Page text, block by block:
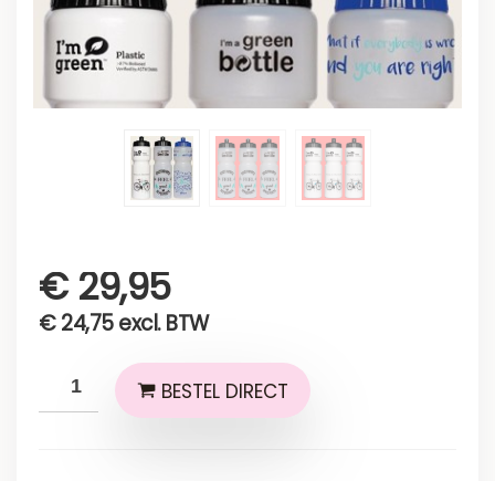
€29,95
€24,75 excl. BTW
BESTEL DIRECT